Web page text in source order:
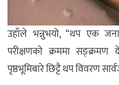
उहाँले भन्नुभयो, “थप एक
परीक्षणको क्रममा
पृष्ठभूमिबारे छिट्टै थप विवरण